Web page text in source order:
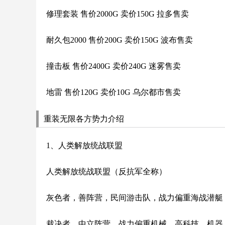
修理套装 售价2000G 卖价150G 拉多售卖
耐久包2000 售价200G 卖价150G 波布售卖
撞击板 售价2400G 卖价240G 迷雾售卖
地雷 售价120G 卖价10G 乌尔都市售卖
重装无限各方势力介绍
1、人类解放统战联盟
人类解放统战联盟（反抗军全称）
灰色者，善阵营，民间游击队，战力偏重海战潜艇